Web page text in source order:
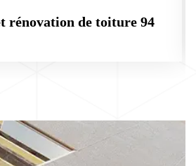
rénovation de toiture 94